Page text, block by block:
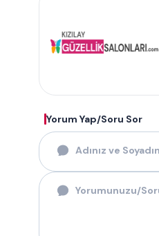
Yorum Yap/Soru Sor